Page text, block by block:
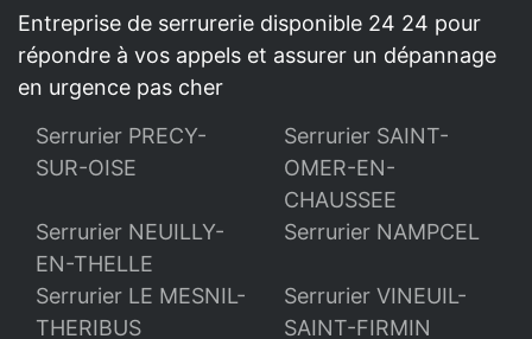
Entreprise de serrurerie disponible 24 24 pour
répondre à vos appels et assurer un dépannage
en urgence pas cher
Serrurier PRECY-
SUR-OISE
Serrurier SAINT-
OMER-EN-
CHAUSSEE
Serrurier NEUILLY-
EN-THELLE
Serrurier NAMPCEL
Serrurier LE MESNIL-
THERIBUS
Serrurier VINEUIL-
SAINT-FIRMIN